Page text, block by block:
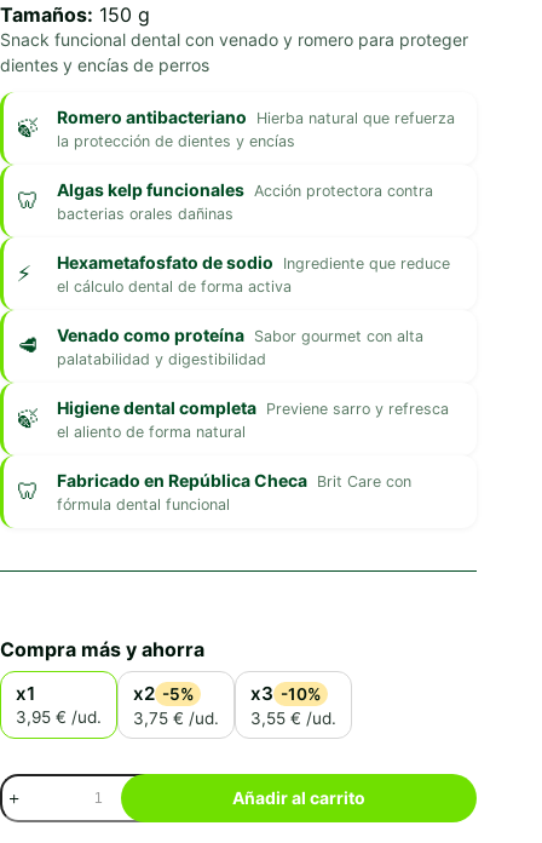
Tamaños: 150 g
Snack funcional dental con venado y romero para proteger
dientes y encías de perros
Romero antibacteriano
Hierba natural que refuerza
la protección de dientes y encías
Algas kelp funcionales Acción protectora contra
bacterias orales dañinas
Hexametafosfato de sodio
Ingrediente que reduce
el cálculo dental de forma activa
Venado como proteína Sabor gourmet con alta
palatabilidad y digestibilidad
Higiene dental completa Previene sarro y refresca
el aliento de forma natural
Fabricado en República Checa Brit Care con
fórmula dental funcional
Compra más y ahorra
x1
3,95 € /ud.
x2 -5%
3,75 € /ud.
x3 -10%
3,55 € /ud.
Brit
Care
Functional
Añadir al carrito